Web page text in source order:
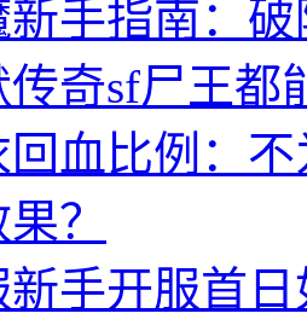
手指南：
奇sf尸王都
血比例：
？
手开服首